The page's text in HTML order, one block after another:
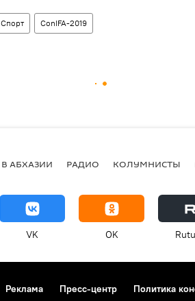
Спорт ConIFA-2019
В АБХАЗИИ РАДИО КОЛУМНИСТЫ
VK OK
Реклама Пресс-центр Политика